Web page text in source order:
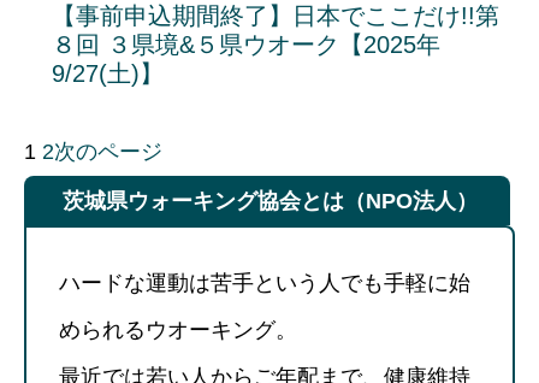
【事前申込期間終了】日本でここだけ!!第
８回 ３県境&５県ウオーク【2025年
9/27(土)】
1 2次のページ
茨城県ウォーキング協会とは（NPO法人）
ハードな運動は苦手という人でも手軽に始
められるウオーキング。
最近では若い人からご年配まで、健康維持